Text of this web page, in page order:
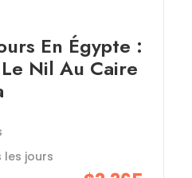
En Égypte :
Nil Au Caire
les jours